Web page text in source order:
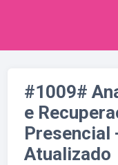
#1009#
e
Presencial
Atualizado